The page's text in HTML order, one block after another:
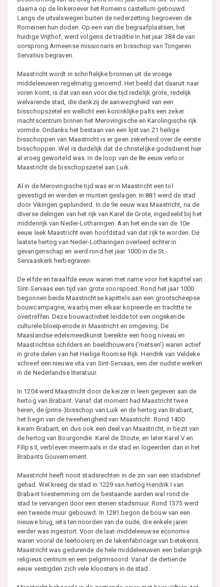
daarna op de linkeroever het Romeins castellum gebouwd.
Langs de uitvalswegen buiten de nederzetting begroeven de
Romeinen hun doden. Op een van die begraafplaatsen, het
huidige Vrijthof, werd volgens de traditie in het jaar 384 de van
oorsprong Armeense missionaris en bisschop van Tongeren
Servatius begraven.
Maastricht wordt in schriftelijke bronnen uit de vroege
middeleeuwen regelmatig genoemd. Het beeld dat daaruit naar
voren komt, is dat van een voor die tijd redelijk grote, redelijk
welvarende stad, die dankzij de aanwezigheid van een
bisschopszetel en wellicht een koninklijke palts een zeker
machtscentrum binnen het Merovingische en Karolingische rijk
vormde. Ondanks het bestaan van een lijst van 21 heilige
bisschoppen van Maastricht is er geen zekerheid over de eerste
bisschoppen. Wel is duidelijk dat de christelijke godsdienst hier
al vroeg geworteld was. In de loop van de 8e eeuw verloor
Maastricht de bisschopszetel aan Luik.
Al in de Merovingische tijd was er in Maastricht een tol
gevestigd en werden er munten geslagen. In 881 werd de stad
door Vikingen geplunderd. In de 9e eeuw was Maastricht, na de
diverse delingen van het rijk van Karel de Grote, ingedeeld bij het
middenrijk van Neder-Lotharingen. Aan het einde van de 10e
eeuw leek Maastricht even hoofdstad van dat rijk te worden. De
laatste hertog van Neder-Lotharingen overleed echter in
gevangenschap en werd rond het jaar 1000 in de St.-
Servaaskerk herbegraven.
De elfde en twaalfde eeuw waren met name voor het kapittel van
Sint-Servaas een tijd van grote voorspoed. Rond het jaar 1000
begonnen beide Maastrichtse kapittels aan een grootscheepse
bouwcampagne, waarbij men elkaar kopieerde en trachtte te
overtreffen. Deze bouwactiviteit leidde tot een ongekende
culturele bloeiperiode in Maastricht en omgeving. De
Maaslandse edelsmeedkunst bereikte een hoog niveau en
Maastrichtse schilders en beeldhouwers ('metsen') waren actief
in grote delen van het Heilige Roomse Rijk. Hendrik van Veldeke
schreef een nieuwe vita van Sint-Servaas, een der oudste werken
in de Nederlandse literatuur.
In 1204 werd Maastricht door de keizer in leen gegeven aan de
hertog van Brabant. Vanaf dat moment had Maastricht twee
heren, de (prins-)bisschop van Luik en de hertog van Brabant,
het begin van de tweeherigheid van Maastricht. Rond 1400
kwam Brabant, en dus ook een deel van Maastricht, in bezit van
de hertog van Bourgondië. Karel de Stoute, en later Karel V en
Filips II, verbleven meermaals in de stad en logeerden dan in het
Brabants Gouvernement.
Maastricht heeft nooit stadsrechten in de zin van een stadsbrief
gehad. Wel kreeg de stad in 1229 van hertog Hendrik I van
Brabant toestemming om de bestaande aarden wal rond de
stad te vervangen door een stenen stadsmuur. Rond 1375 werd
een tweede muur gebouwd. In 1281 begon de bouw van een
nieuwe brug, iets ten noorden van de oude, die enkele jaren
eerder was ingestort. Voor de laat-middeleeuwse economie
waren vooral de leerlooierij en de lakenfabricage van betekenis.
Maastricht was gedurende de hele middeleeuwen een belangrijk
religieus centrum en een pelgrimsoord. Vanaf de dertiende
eeuw vestigden zich vele kloosters in de stad.